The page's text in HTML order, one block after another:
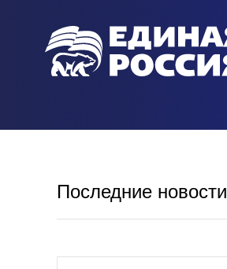
Последние новости